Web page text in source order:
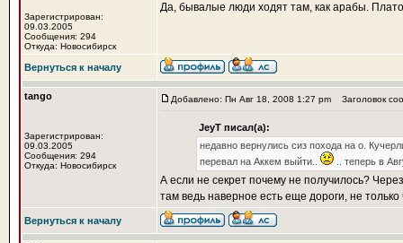
Зарегистрирован:
09.03.2005
Сообщения: 294
Откуда: Новосибирск
Да, бывалые люди ходят там, как арабы.
Вернуться к началу
tango
Зарегистрирован:
09.03.2005
Сообщения: 294
Откуда: Новосибирск
Добавлено: Пн Авг 18, 2008 1:27 pm Заголовок
JeyT писал(а):
недавно вернулись сиз похода на о.
перевал на Аккем выйти..
.. теперь в
А если не секрет почему не получилось?
там ведь наверное есть еще дороги, не
Вернуться к началу